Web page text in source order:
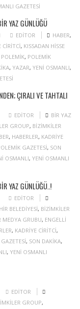
GAZETESI
YAZ GÜNLÜĞÜ
EDITOR HABER,
CIRITCI, KISSADAN HISSE
POLEMIK, POLEMIK
, YAZAR, YENI OSMANLI,
ÇIRALI VE TAHTALI
EDITOR
BIR YAZ
GROUP, BIZIMKILER
, HABERLER, KADRIYE
GAZETESI, SON
OSMANLI, YENI OSMANLI
YAZ GÜNLÜĞÜ..!
EDITOR
BELEDIYESI, BIZIMKILER
MEDYA GRUBU, ENGELLI
, KADRIYE CIRITCI,
, SON DAKIKA,
, YENI OSMANLI
EDITOR
GROUP,